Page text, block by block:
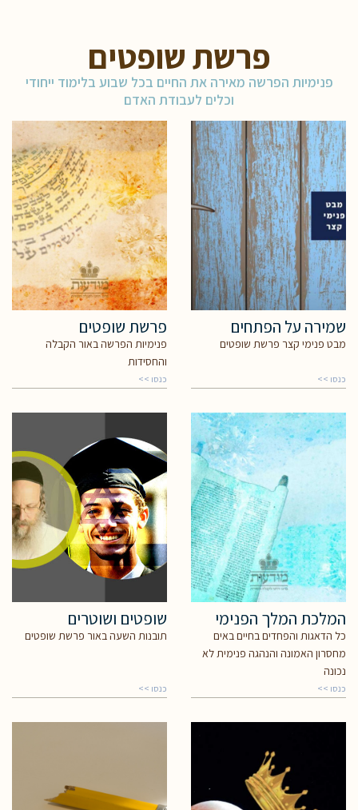
פרשת שופטים
פנימיות הפרשה מאירה את החיים בכל שבוע בלימוד ייחודי
וכלים לעבודת האדם
שמירה על הפתחים
מבט פנימי קצר פרשת שופטים
כנסו >>
פרשת שופטים
פנימיות הפרשה באור הקבלה
והחסידות
כנסו >>
המלכת המלך הפנימי
כל הדאגות והפחדים בחיים באים
מחסרון האמונה והנהגה פנימית לא
נכונה
כנסו >>
שופטים ושוטרים
תובנות השעה באור פרשת שופטים
כנסו >>